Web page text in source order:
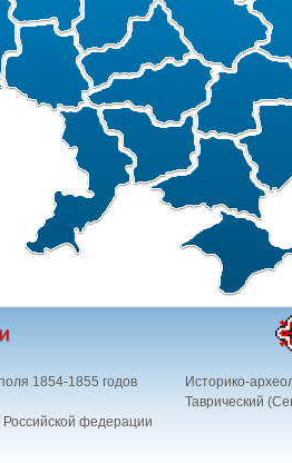
1854-1855 годов
федерации
Историко-
Таврический